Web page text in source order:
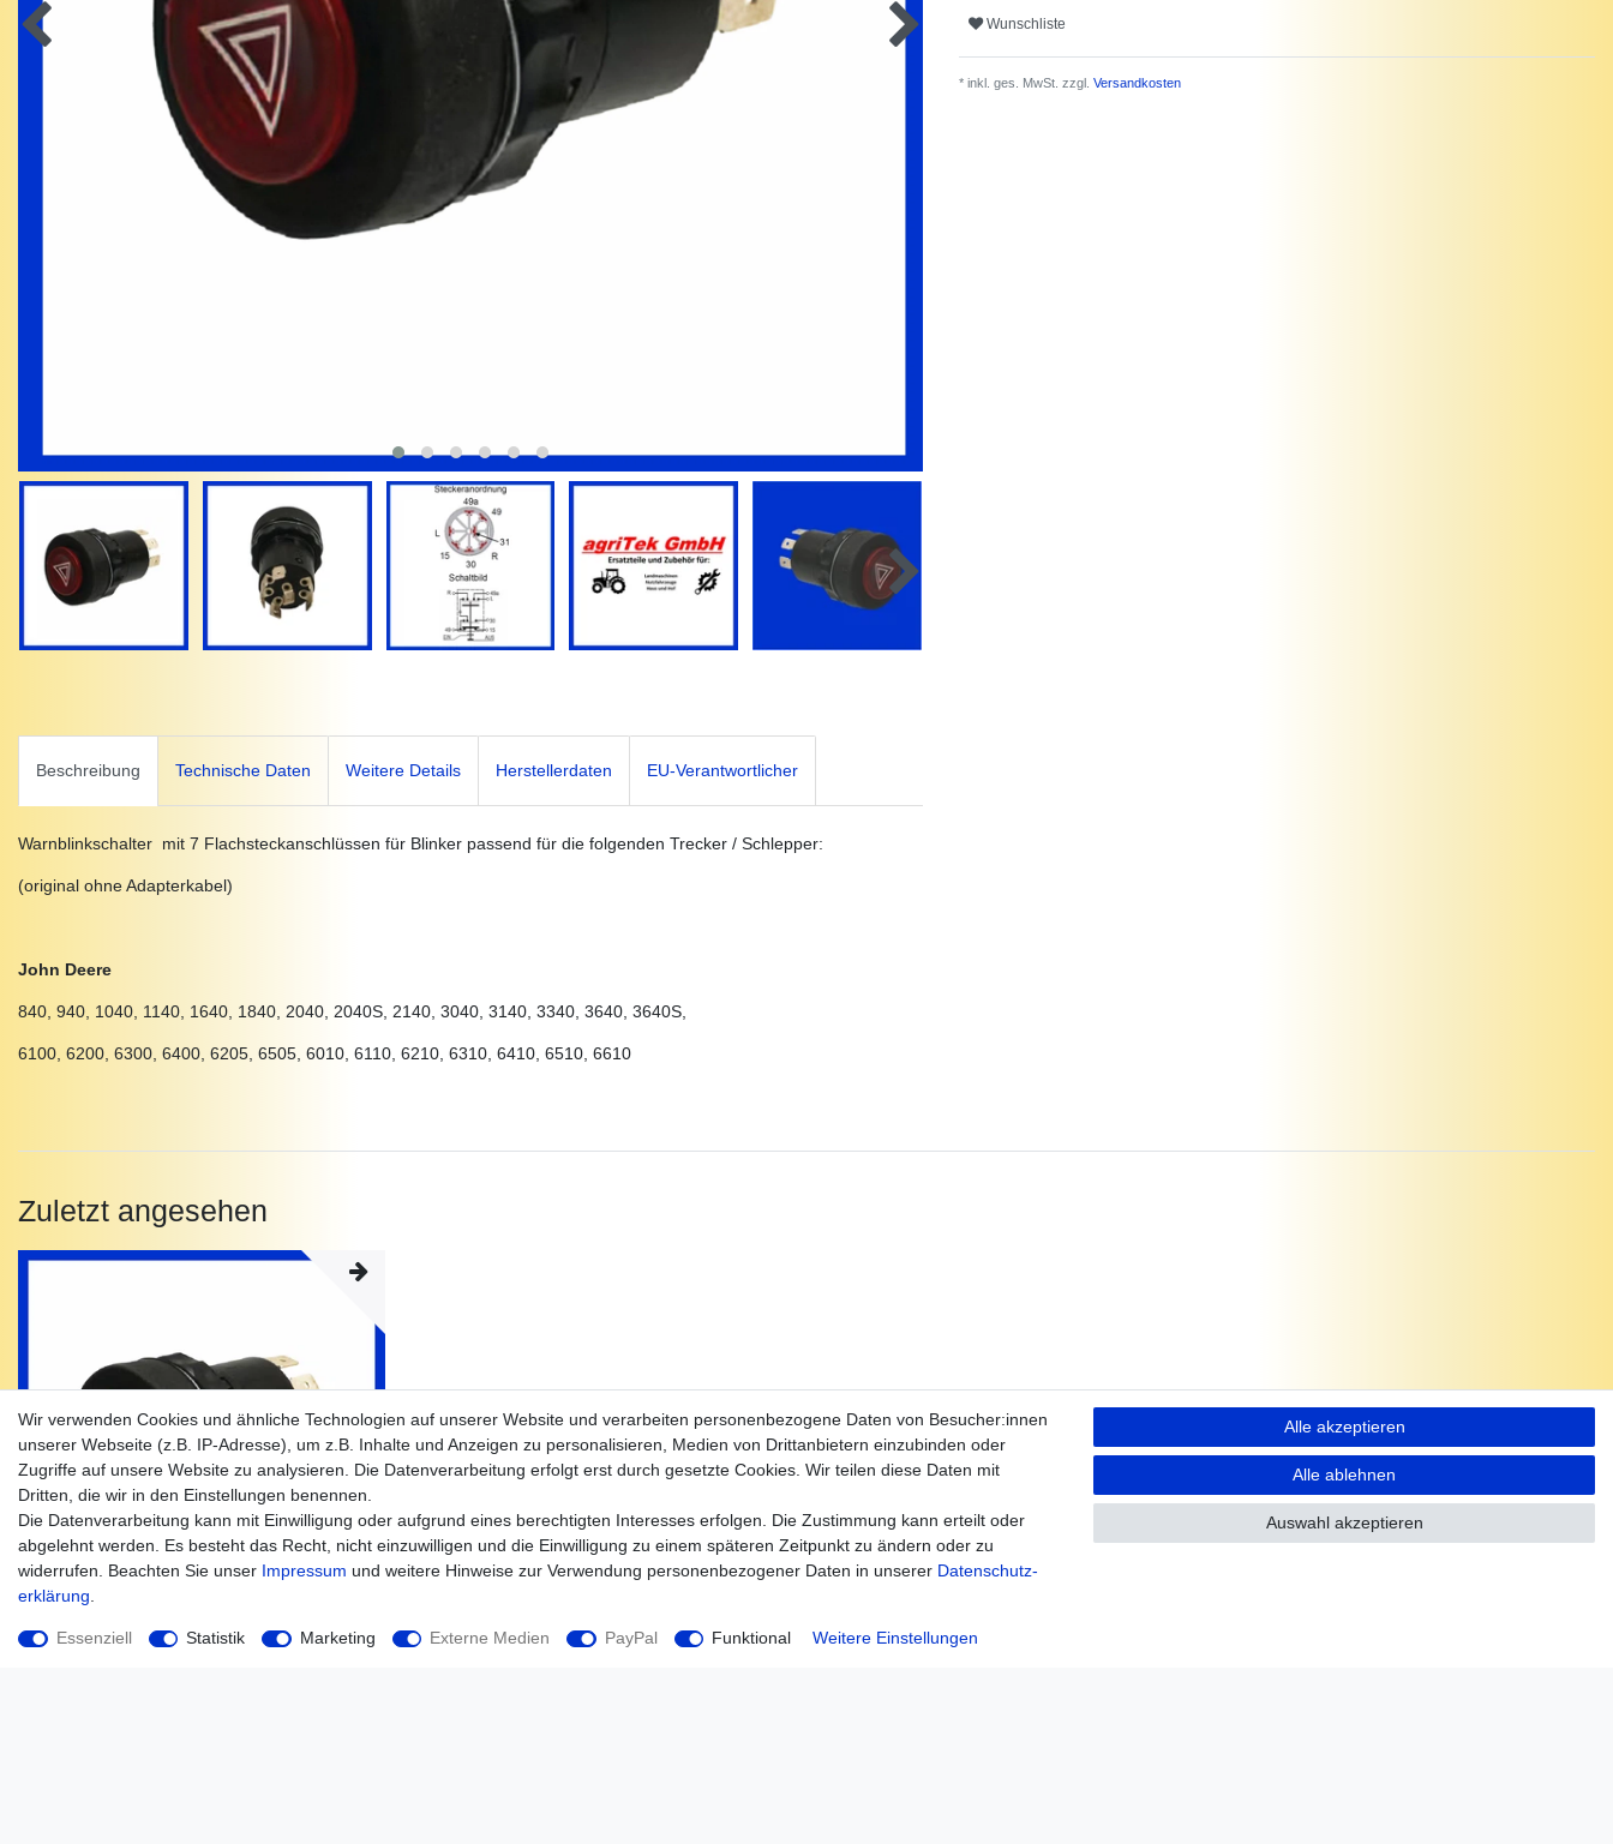
Wunschliste
* inkl. ges. MwSt. zzgl. Versandkosten
Beschreibung Technische Daten Weitere Details Herstellerdaten EU-Verantwortlicher
Warnblinkschalter mit 7 Flachsteckanschlüssen für Blinker passend für die folgenden Trecker / Schlepper:
(original ohne Adapterkabel)
John Deere
840, 940, 1040, 1140, 1640, 1840, 2040, 2040S, 2140, 3040, 3140, 3340, 3640, 3640S,
6100, 6200, 6300, 6400, 6205, 6505, 6010, 6110, 6210, 6310, 6410, 6510, 6610
Zuletzt angesehen
Warnblinkschalter John Deere Warnblinker Schalter 7
Wir verwenden Cookies und ähnliche Technologien auf unserer Website und verarbeiten personenbezogene Daten von Besucher:innen
unserer Webseite (z.B. IP-Adresse), um z.B. Inhalte und Anzeigen zu personalisieren, Medien von Drittanbietern einzubinden oder
Zugriffe auf unsere Website zu analysieren. Die Datenverarbeitung erfolgt erst durch gesetzte Cookies. Wir teilen diese Daten mit
Dritten, die wir in den Einstellungen benennen.
Die Datenverarbeitung kann mit Einwilligung oder aufgrund eines berechtigten Interesses erfolgen. Die Zustimmung kann erteilt oder
abgelehnt werden. Es besteht das Recht, nicht einzuwilligen und die Einwilligung zu einem späteren Zeitpunkt zu ändern oder zu
widerrufen. Beachten Sie unser Impressum und weitere Hinweise zur Verwendung personenbezogener Daten in unserer Daten­schutz­
erklärung
Essenziell Statistik Marketing Externe Medien PayPal Funktional Weitere Einstellungen
Alle akzeptieren
Alle ablehnen
Auswahl akzeptieren